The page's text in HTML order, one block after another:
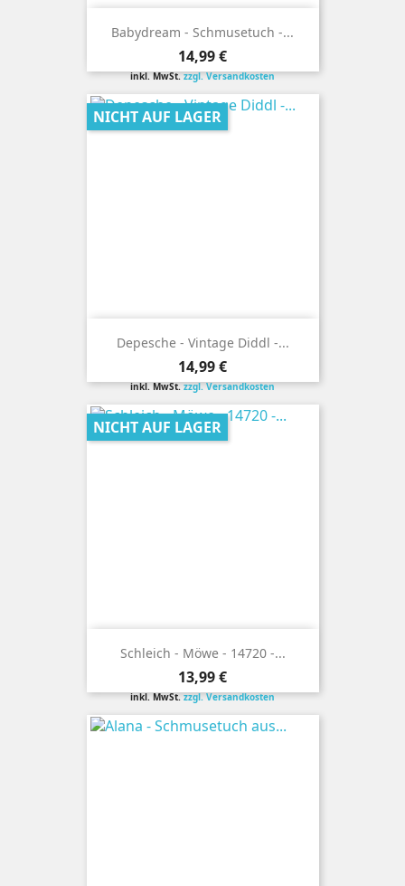
Babydream - Schmusetuch -...
Preis
14,99 €
inkl. MwSt.zzgl. Versandkosten
Depesche - Vintage Diddl -...
Preis
14,99 €
inkl. MwSt.zzgl. Versandkosten
NICHT AUF LAGER
Schleich - Möwe - 14720 -...
Preis
13,99 €
inkl. MwSt.zzgl. Versandkosten
NICHT AUF LAGER